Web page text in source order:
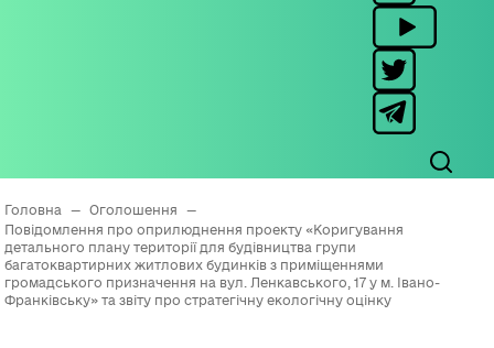
Головна — Оголошення
—
Повідомлення про оприлюднення проекту «Коригування
детального плану території для будівництва групи
багатоквартирних житлових будинків з приміщеннями
громадського призначення на вул. Ленкавського, 17 у м. Івано-
Франківську» та звіту про стратегічну екологічну оцінку